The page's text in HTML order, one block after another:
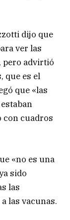
dijo que
ver las
pero advirtió
que es el
que «las
con cuadros
«no es una
sido
las
las vacunas.